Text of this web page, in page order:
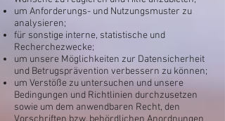
um Anforderungs- und Nutzungsmuster zu
analysieren;
für sonstige interne, statistische und
Recherchezwecke;
um unsere Möglichkeiten zur Datensicherheit
und Betrugsprävention verbessern zu können;
um Verstöße zu untersuchen und unsere
Bedingungen und Richtlinien durchzusetzen
sowie um dem anwendbaren Recht, den